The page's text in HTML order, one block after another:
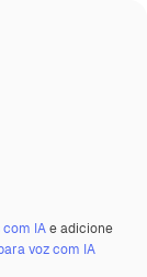
IAe adicione
voz com IA